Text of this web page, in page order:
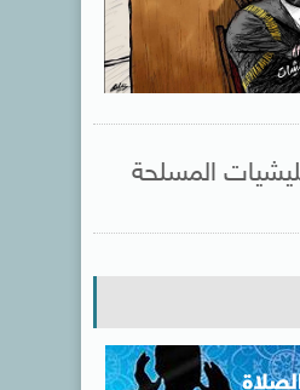
المسلحة